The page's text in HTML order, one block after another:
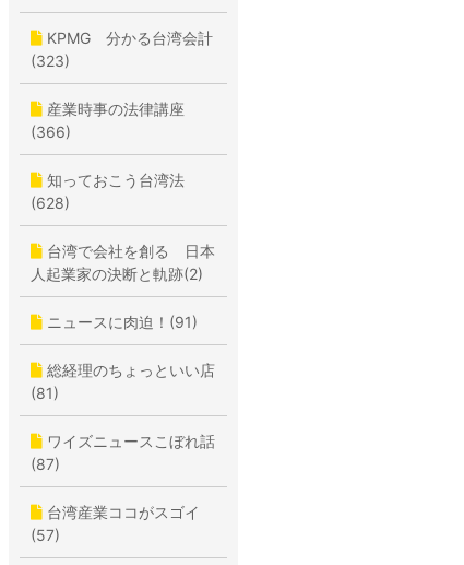
KPMG 分かる台湾会計
(323)
産業時事の法律講座
(366)
知っておこう台湾法
(628)
台湾で会社を創る 日本
人起業家の決断と軌跡(2)
ニュースに肉迫！(91)
総経理のちょっといい店
(81)
ワイズニュースこぼれ話
(87)
台湾産業ココがスゴイ
(57)